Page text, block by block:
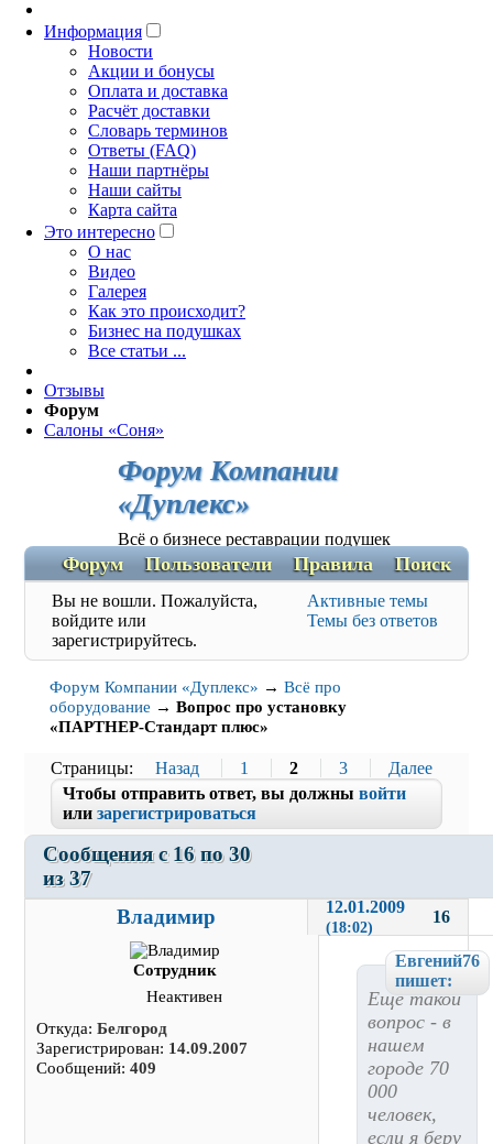
Информация
Новости
Акции и бонусы
Оплата и доставка
Расчёт доставки
Словарь терминов
Ответы (FAQ)
Наши партнёры
Наши сайты
Карта сайта
Это интересно
O нас
Видео
Галерея
Как это происходит?
Бизнес на подушках
Все статьи ...
Отзывы
Форум
Салоны «Соня»
Форум Компании
«Дуплекс»
Всё о бизнесе реставрации подушек
Форум Пользователи Правила Поиск
Вы не вошли. Пожалуйста,
войдите или
зарегистрируйтесь.
Активные темы
Темы без ответов
Форум Компании «Дуплекс» →Всё про
оборудование →Вопрос про установку
«ПАРТНЕР-Стандарт плюс»
Страницы Назад 1 2 3
Далее
Чтобы отправить ответ, вы должнывойти
илизарегистрироваться
Сообщения с 16 по 30
из 37
16
Владимир 12.01.2009
(18:02)
Сотрудник
Неактивен
Откуда:Белгород
Зарегистрирован: 14.09.2007
Сообщений:409
Евгений76
пишет:
Еще такой
вопрос - в
нашем
городе 70
000
человек,
если я беру